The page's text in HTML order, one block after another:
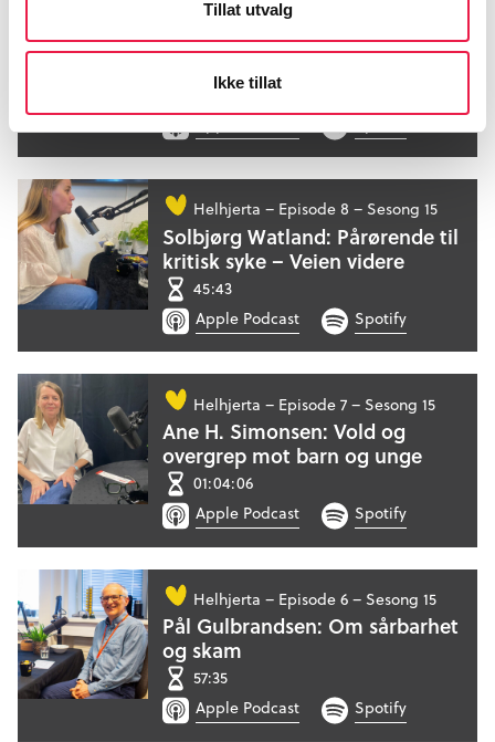
Tillat utvalg
Ikke tillat
når vi blir gamle – og hvorfor er
det så krevende å forstå sykdom
01:02:07
Apple Podcast
Spotify
Helhjerta – Episode 8 – Sesong 15
Solbjørg Watland: Pårørende til
kritisk syke – Veien videre
45:43
Apple Podcast
Spotify
Helhjerta – Episode 7 – Sesong 15
Ane H. Simonsen: Vold og
overgrep mot barn og unge
01:04:06
Apple Podcast
Spotify
Helhjerta – Episode 6 – Sesong 15
Pål Gulbrandsen: Om sårbarhet
og skam
57:35
Apple Podcast
Spotify